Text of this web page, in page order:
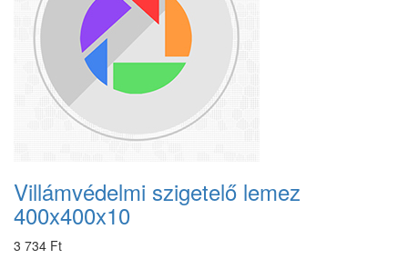
Villámvédelmi szigetelő lemez
400x400x10
3 734 Ft